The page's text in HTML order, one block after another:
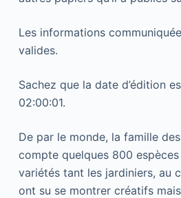
Les informations
valides.
Sachez que la date d’édition
02:00:01.
De par le monde, la famille
compte quelques 800 espèces
variétés tant les jardiniers, au
ont su se montrer créatifs